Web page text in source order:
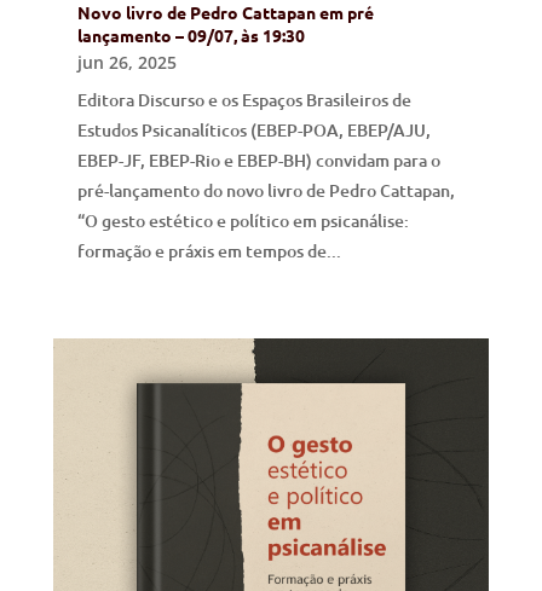
Novo livro de Pedro Cattapan em pré
lançamento – 09/07, às 19:30
jun 26, 2025
Editora Discurso e os Espaços Brasileiros de
Estudos Psicanalíticos (EBEP-POA, EBEP/AJU,
EBEP-JF, EBEP-Rio e EBEP-BH) convidam para o
pré-lançamento do novo livro de Pedro Cattapan,
“O gesto estético e político em psicanálise:
formação e práxis em tempos de...